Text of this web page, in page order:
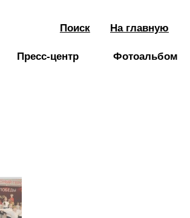
Поиск На главную
Пресс-центр Фотоальбом